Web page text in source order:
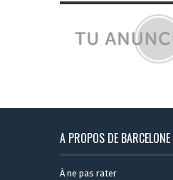
A PROPOS DE BARCELONE
À ne pas rater